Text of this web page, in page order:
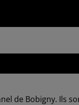
de Bobigny. Ils